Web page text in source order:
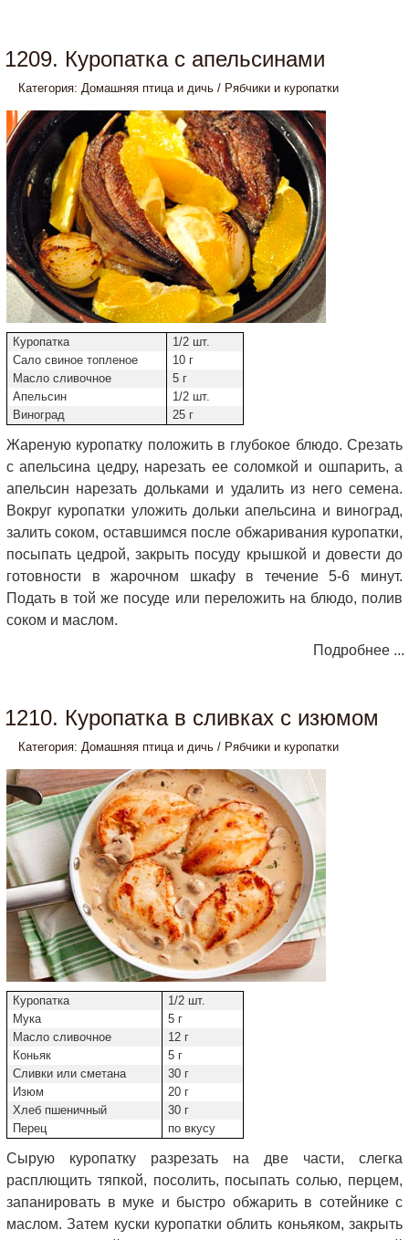
1209. Куропатка с апельсинами
Категория: Домашняя птица и дичь / Рябчики и куропатки
Куропатка
1/2 шт.
Сало свиное топленое
10 г
Масло сливочное
5 г
Апельсин
1/2 шт.
Виноград
25 г
Жареную куропатку положить в глубокое блюдо. Срезать
с апельсина цедру, нарезать ее соломкой и ошпарить, а
апельсин нарезать дольками и удалить из него семена.
Вокруг куропатки уложить дольки апельсина и виноград,
залить соком, оставшимся после обжаривания куропатки,
посыпать цедрой, закрыть посуду крышкой и довести до
готовности в жарочном шкафу в течение 5-6 минут.
Подать в той же посуде или переложить на блюдо, полив
соком и маслом.
Подробнее ...
1210. Куропатка в сливках с изюмом
Категория: Домашняя птица и дичь / Рябчики и куропатки
Куропатка
1/2 шт.
Мука
5 г
Масло сливочное
12 г
Коньяк
5 г
Сливки или сметана
30 г
Изюм
20 г
Хлеб пшеничный
30 г
Перец
по вкусу
Сырую куропатку разрезать на две части, слегка
расплющить тяпкой, посолить, посыпать солью, перцем,
запанировать в муке и быстро обжарить в сотейнике с
маслом. Затем куски куропатки облить коньяком, закрыть